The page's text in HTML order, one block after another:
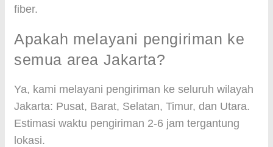
fiber.
Apakah melayani pengiriman ke
semua area Jakarta?
Ya, kami melayani pengiriman ke seluruh wilayah
Jakarta: Pusat, Barat, Selatan, Timur, dan Utara.
Estimasi waktu pengiriman 2-6 jam tergantung
lokasi.